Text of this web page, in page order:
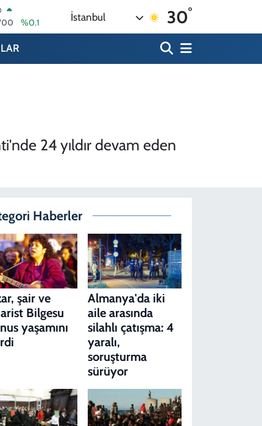
%0.21
ALTIN
%0.32
İstanbul 30°
24 yıldır devam eden
Haberler
şair ve
Bilgesu
yaşamını
Almanya'da iki
aile arasında
silahlı çatışma: 4
yaralı,
soruşturma
sürüyor